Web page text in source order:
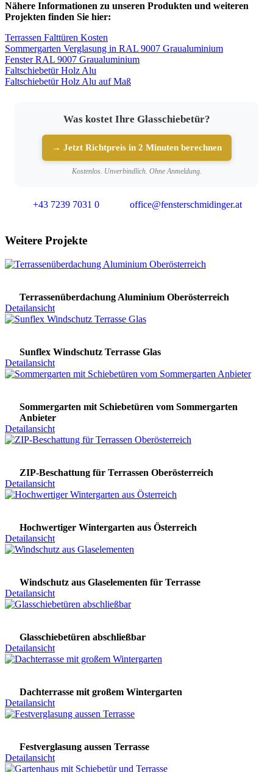
Nähere Informationen zu unseren Produkten und weiteren
Projekten finden Sie hier:
Terrassen Falttüren Kosten
Sommergarten Verglasung in RAL 9007 Graualuminium
Fenster RAL 9007 Graualuminium
Faltschiebetür Holz Alu
Faltschiebetür Holz Alu auf Maß
Was kostet Ihre Glasschiebetür?
→ Jetzt Richtpreis in 2 Minuten berechnen
Kostenlos. Unverbindlich. Ohne Anmeldung.
+43 7239 7031 0 office@fensterschmidinger.at
Weitere Projekte
Terrassenüberdachung Aluminium Oberösterreich
Detailansicht
Sunflex Windschutz Terrasse Glas
Detailansicht
Sommergarten mit Schiebetüren vom Sommergarten
Anbieter
Detailansicht
ZIP-Beschattung für Terrassen Oberösterreich
Detailansicht
Hochwertiger Wintergarten aus Österreich
Detailansicht
Windschutz aus Glaselementen für Terrasse
Detailansicht
Glasschiebetüren abschließbar
Detailansicht
Dachterrasse mit großem Wintergarten
Detailansicht
Festverglasung aussen Terrasse
Detailansicht